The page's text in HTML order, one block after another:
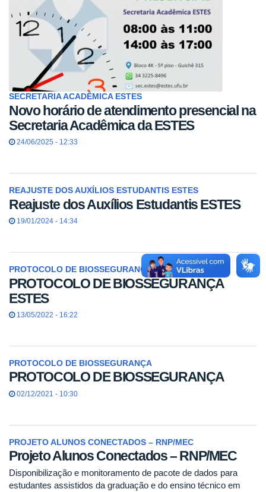
SECRETARIA ACADÊMICA ESTES
Novo horário de atendimento presencial na
Secretaria Acadêmica da ESTES
24/06/2025 - 12:33
REAJUSTE DOS AUXÍLIOS ESTUDANTIS ESTES
Reajuste dos Auxílios Estudantis ESTES
19/01/2024 - 14:34
PROTOCOLO DE BIOSSEGURANÇA ESTES
PROTOCOLO DE BIOSSEGURANÇA
ESTES
13/05/2022 - 16:22
PROTOCOLO DE BIOSSEGURANÇA
PROTOCOLO DE BIOSSEGURANÇA
02/12/2021 - 10:30
PROJETO ALUNOS CONECTADOS – RNP/MEC
Projeto Alunos Conectados – RNP/MEC
Disponibilização e monitoramento de pacote de dados para
estudantes assistidos da graduação e do ensino técnico em